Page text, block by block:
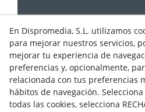
© 08/2026 Ebasnet -
derechos reservados.
Aviso
Política
En Dispromedia, S.L. utilizamos
para mejorar nuestros servicios,
mejorar tu experiencia de
preferencias y, opcionalmente,
relacionada con tus preferencias
hábitos de navegación.
todas las cookies, selecciona